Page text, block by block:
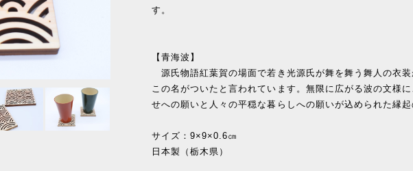
す。
【青海波】
源氏物語紅葉賀の場面で若き光源氏が舞を舞う舞人の衣装
この名がついたと言われています。無限に広がる波の文様
せへの願いと人々の平穏な暮らしへの願いが込められた縁起
サイズ：9×9×0.6㎝
日本製（栃木県）